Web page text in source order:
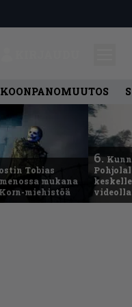
Tobias
mukana
miehistöä
6.